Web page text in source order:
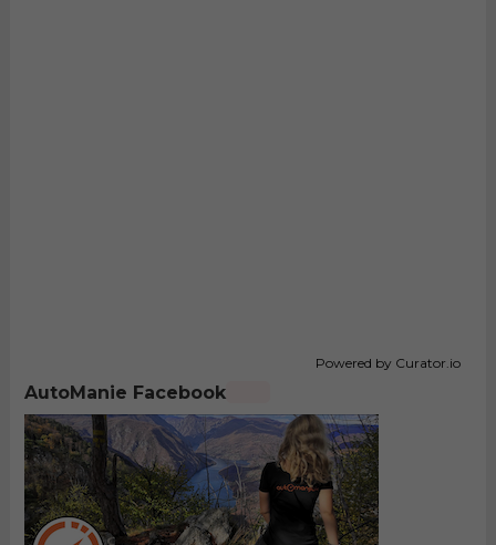
Powered by Curator.io
AutoManie Facebook